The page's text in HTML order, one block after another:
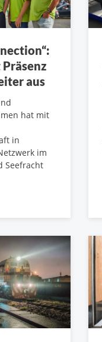
aus
hat mit
in
im
Seefracht